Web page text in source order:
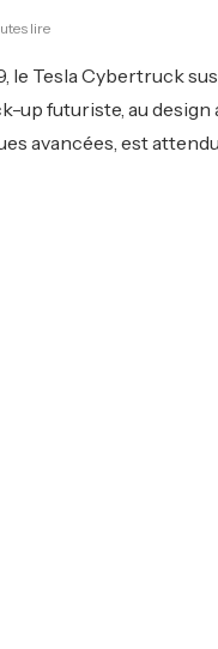
lire
le Tesla Cybertruck
up futuriste, au design
avancées, est